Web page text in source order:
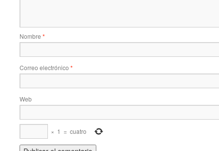
Nombre *
Correo electrónico *
Web
× 1 = cuatro